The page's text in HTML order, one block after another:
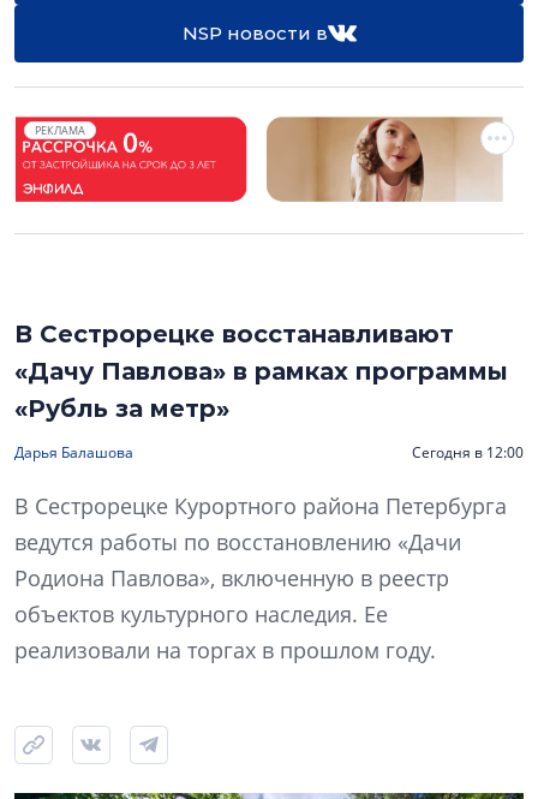
NSP новости в
РЕКЛАМА
В Сестрорецке восстанавливают
«Дачу Павлова» в рамках программы
«Рубль за метр»
Дарья Балашова Сегодня в 12:00
В Сестрорецке Курортного района Петербурга
ведутся работы по восстановлению «Дачи
Родиона Павлова», включенную в реестр
объектов культурного наследия. Ее
реализовали на торгах в прошлом году.